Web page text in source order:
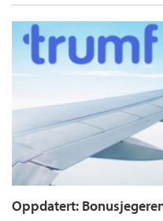
Oppdatert: